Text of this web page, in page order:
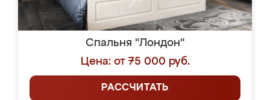
Спальня "Лондон"
Цена: от 75 000 руб.
РАССЧИТАТЬ